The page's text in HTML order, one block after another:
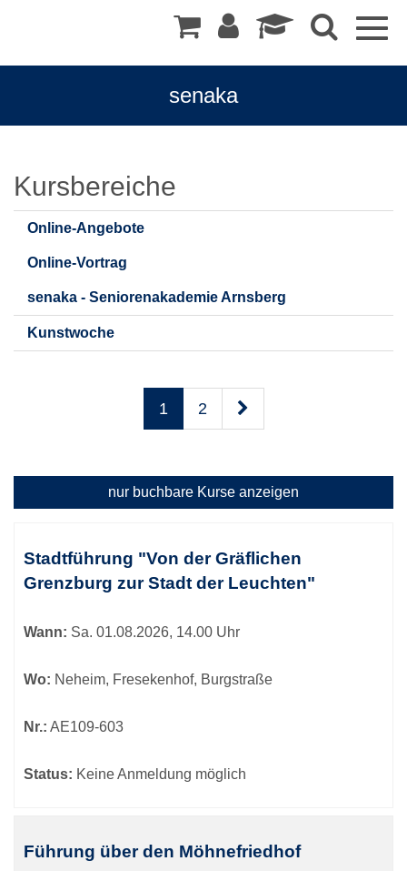
senaka
senaka
-
Seniorenakademie
Arnsberg/Sundern
Kursbereiche
Online-Angebote
Online-Vortrag
senaka - Seniorenakademie Arnsberg
Kunstwoche
1 2
nur buchbare Kurse anzeigen
Tabellenüberschriften
sortiert
Stadtführung "Von der Gräflichen
Grenzburg zur Stadt der Leuchten"
Wann: Sa. 01.08.2026, 14.00 Uhr
Wo: Neheim, Fresekenhof, Burgstraße
Nr.: AE109-603
Status: Keine Anmeldung möglich
Führung über den Möhnefriedhof